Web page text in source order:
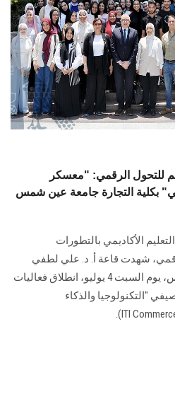
للتحول الرقمي: "معسكر
بكلية التجارة جامعة عين شمس
الأكاديمي بالتطورات
شهدت قاعة أ. د. علي لطفي
بكلية التجارة - جامعة عين شمس، يوم السبت 4 يوليو، انطلاق فعاليات
"التكنولوجيا والذكاء